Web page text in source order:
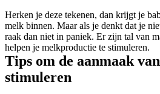
Herken je deze tekenen, dan krijgt je
melk binnen. Maar als je denkt dat je
raak dan niet in paniek. Er zijn tal van
helpen je melkproductie te stimuleren.
Tips om de aanmaak
stimuleren